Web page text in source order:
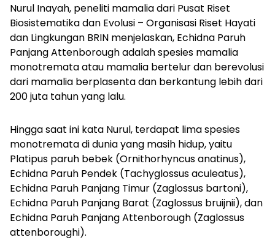
Nurul Inayah, peneliti mamalia dari Pusat Riset
Biosistematika dan Evolusi – Organisasi Riset Hayati
dan Lingkungan BRIN menjelaskan, Echidna Paruh
Panjang Attenborough adalah spesies mamalia
monotremata atau mamalia bertelur dan berevolusi
dari mamalia berplasenta dan berkantung lebih dari
200 juta tahun yang lalu.
Hingga saat ini kata Nurul, terdapat lima spesies
monotremata di dunia yang masih hidup, yaitu
Platipus paruh bebek (Ornithorhyncus anatinus),
Echidna Paruh Pendek (Tachyglossus aculeatus),
Echidna Paruh Panjang Timur (Zaglossus bartoni),
Echidna Paruh Panjang Barat (Zaglossus bruijnii), dan
Echidna Paruh Panjang Attenborough (Zaglossus
attenboroughi).